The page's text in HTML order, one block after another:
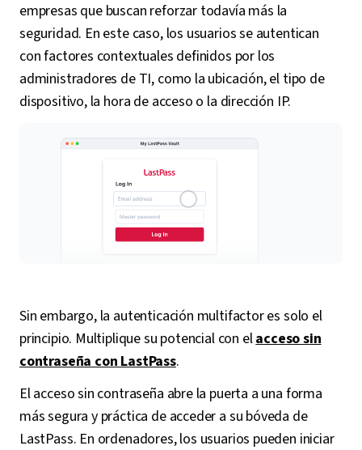
empresas que buscan reforzar todavía más la
seguridad. En este caso, los usuarios se autentican
con factores contextuales definidos por los
administradores de TI, como la ubicación, el tipo de
dispositivo, la hora de acceso o la dirección IP.
Sin embargo, la autenticación multifactor es solo el
principio. Multiplique su potencial con elacceso sin
contraseña con LastPass.
El acceso sin contraseña abre la puerta a una forma
más segura y práctica de acceder a su bóveda de
LastPass. En ordenadores, los usuarios pueden iniciar